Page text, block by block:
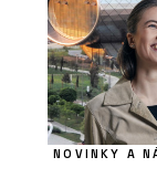
NOVINKY A